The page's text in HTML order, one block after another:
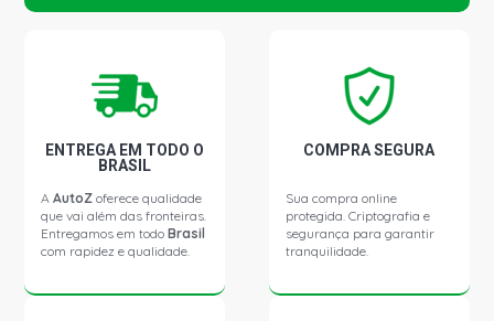
MERIVA PREMIUM MINIVAN 1.8 8V FLEXPOWER FLEX
MERIVA STD MINIVAN 1.8 8V GASOLINA (2003 - 2004)
MERIVA CD MINIVAN 1.8 8V GASOLINA (2003 - 2004)
ENTREGA EM TODO O
BRASIL
AAutoZ oferece qualidade
que vai além das fronteiras.
Entregamos em todoBrasil
com rapidez e qualidade.
COMPRA SEGURA
Sua compra online
protegida. Criptografia e
segurança para garantir
tranquilidade.